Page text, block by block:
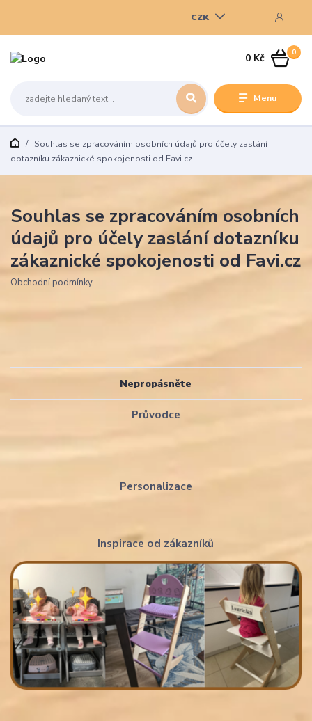
Menu
CZK
0
0 Kč
Souhlas se zpracováním osobních údajů pro účely zaslání
dotazníku zákaznické spokojenosti od Favi.cz
Nepropásněte
Průvodce
Personalizace
Inspirace od zákazníků
Souhlas se zpracováním osobních
údajů pro účely zaslání dotazníku
zákaznické spokojenosti od Favi.cz
Obchodní podmínky